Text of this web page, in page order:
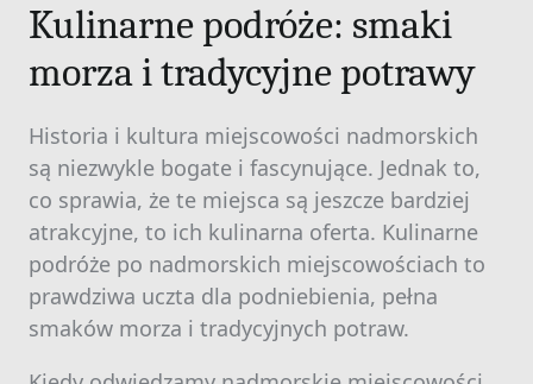
Kulinarne podróże: smaki
morza i tradycyjne potrawy
Historia i kultura miejscowości nadmorskich
są niezwykle bogate i fascynujące. Jednak to,
co sprawia, że te miejsca są jeszcze bardziej
atrakcyjne, to ich kulinarna oferta. Kulinarne
podróże po nadmorskich miejscowościach to
prawdziwa uczta dla podniebienia, pełna
smaków morza i tradycyjnych potraw.